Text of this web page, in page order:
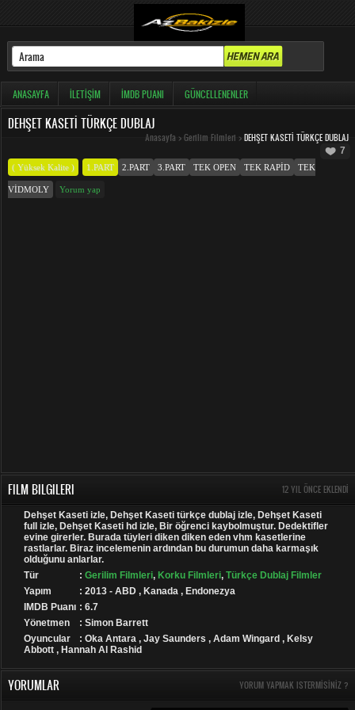
ANASAYFA İLETIŞIM İMDB PUANI GÜNCELLENENLER
DEHŞET KASETI TÜRKÇE DUBLAJ
Anasayfa > Gerilim Filmleri > DEHŞET KASETI TÜRKÇE DUBLAJ
7
( Yüksek Kalite ) 1.PART 2.PART 3.PART TEK OPEN TEK RAPID TEK
VIDMOLY Yorum yap
FILM BILGILERI 12 YIL ÖNCE EKLENDI
Dehşet Kaseti izle, Dehşet Kaseti türkçe dublaj izle, Dehşet Kaseti
full izle, Dehşet Kaseti hd izle, Bir öğrenci kaybolmuştur. Dedektifler
evine girerler. Burada tüyleri diken diken eden vhm kasetlerine
rastlarlar. Biraz incelemenin ardından bu durumun daha karmaşık
olduğunu anlarlar.
Tür
: Gerilim Filmleri, Korku Filmleri, Türkçe Dublaj Filmler
Yapım
: 2013 - ABD , Kanada , Endonezya
IMDB Puanı : 6.7
Yönetmen
: Simon Barrett
Oyuncular
: Oka Antara , Jay Saunders , Adam Wingard , Kelsy
Abbott , Hannah Al Rashid
YORUMLAR YORUM YAPMAK ISTERMISINIZ ?